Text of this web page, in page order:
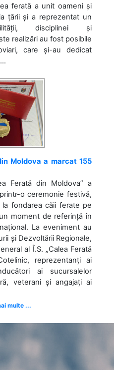
ferată a unit oameni și
țării și a reprezentat un
disciplinei și
realizări au fost posibile
care și-au dedicat
Moldova a marcat 155
Ferată din Moldova” a
o ceremonie festivă,
fondarea căii ferate pe
moment de referință în
La eveniment au
și Dezvoltării Regionale,
al Î.S. „Calea Ferată
reprezentanți ai
ai sucursalelor
veterani și angajați ai
multe ...